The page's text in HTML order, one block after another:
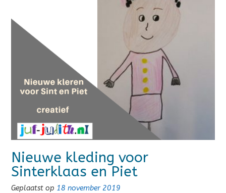
Nieuwe kleding voor
Sinterklaas en Piet
Geplaatst op 18 november 2019